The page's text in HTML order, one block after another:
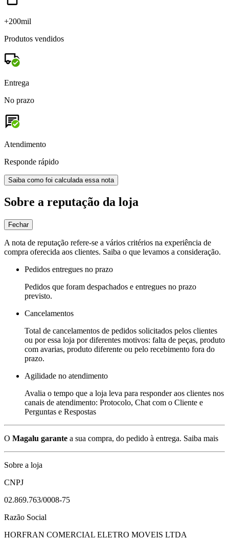
+200mil
Produtos vendidos
Entrega
No prazo
Atendimento
Responde rápido
Saiba como foi calculada essa nota
Sobre a reputação da loja
Fechar
A nota de reputação refere-se a vários critérios na experiência de
compra oferecida aos clientes. Saiba o que levamos a consideração.
Pedidos entregues no prazo
Pedidos que foram despachados e entregues no prazo
previsto.
Cancelamentos
Total de cancelamentos de pedidos solicitados pelos clientes
ou por essa loja por diferentes motivos: falta de peças, produto
com avarias, produto diferente ou pelo recebimento fora do
prazo.
Agilidade no atendimento
Avalia o tempo que a loja leva para responder aos clientes nos
canais de atendimento: Protocolo, Chat com o Cliente e
Perguntas e Respostas
O Magalu garante a sua compra, do pedido à entrega. Saiba mais
Sobre a loja
CNPJ
02.869.763/0008-75
Razão Social
HORFRAN COMERCIAL ELETRO MOVEIS LTDA